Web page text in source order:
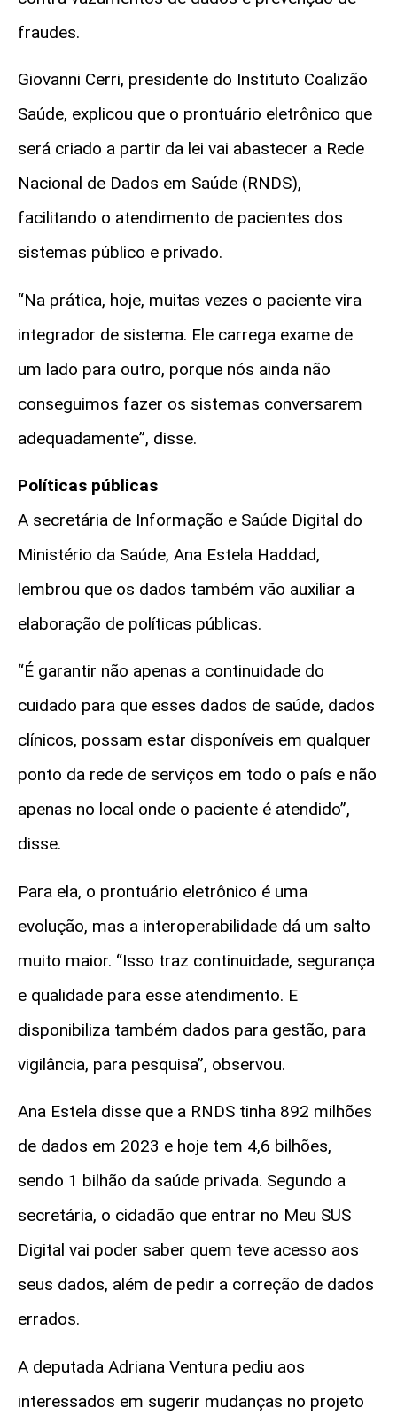
fraudes.
Giovanni Cerri, presidente do Instituto Coalizão
Saúde, explicou que o prontuário eletrônico que
será criado a partir da lei vai abastecer a Rede
Nacional de Dados em Saúde (RNDS),
facilitando o atendimento de pacientes dos
sistemas público e privado.
“Na prática, hoje, muitas vezes o paciente vira
integrador de sistema. Ele carrega exame de
um lado para outro, porque nós ainda não
conseguimos fazer os sistemas conversarem
adequadamente”, disse.
Políticas públicas
A secretária de Informação e Saúde Digital do
Ministério da Saúde, Ana Estela Haddad,
lembrou que os dados também vão auxiliar a
elaboração de políticas públicas.
“É garantir não apenas a continuidade do
cuidado para que esses dados de saúde, dados
clínicos, possam estar disponíveis em qualquer
ponto da rede de serviços em todo o país e não
apenas no local onde o paciente é atendido”,
disse.
Para ela, o prontuário eletrônico é uma
evolução, mas a interoperabilidade dá um salto
muito maior. “Isso traz continuidade, segurança
e qualidade para esse atendimento. E
disponibiliza também dados para gestão, para
vigilância, para pesquisa”, observou.
Ana Estela disse que a RNDS tinha 892 milhões
de dados em 2023 e hoje tem 4,6 bilhões,
sendo 1 bilhão da saúde privada. Segundo a
secretária, o cidadão que entrar no Meu SUS
Digital vai poder saber quem teve acesso aos
seus dados, além de pedir a correção de dados
errados.
A deputada Adriana Ventura pediu aos
interessados em sugerir mudanças no projeto